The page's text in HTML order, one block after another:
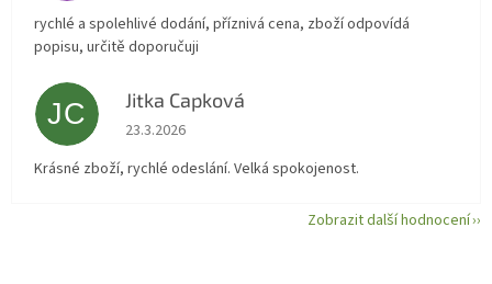
rychlé a spolehlivé dodání, příznivá cena, zboží odpovídá
popisu, určitě doporučuji
JC Jitka Capková
Hodnocení obchodu je 5 z 5 hvězdiček.
23.3.2026
Krásné zboží, rychlé odeslání. Velká spokojenost.
Zobrazit další hodnocení